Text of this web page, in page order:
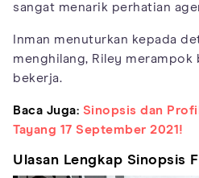
sangat menarik perhatian
Inman menuturkan kepada
menghilang, Riley merampok
bekerja.
Baca Juga: Sinopsis dan
Tayang 17 September 2021!
Ulasan Lengkap Sinopsis